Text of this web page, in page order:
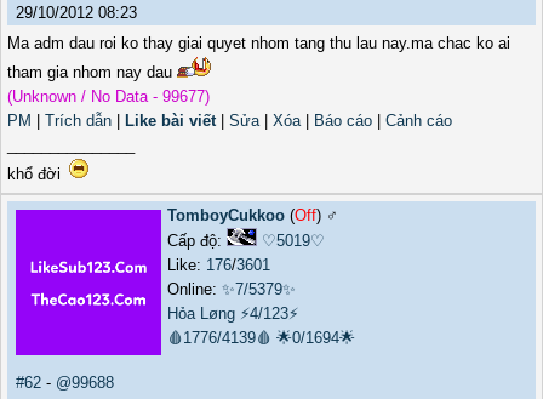
29/10/2012 08:23
Ma adm dau roi ko thay giai quyet nhom tang thu lau nay.ma chac ko ai
tham gia nhom nay dau
(Unknown / No Data - 99677)
PM
Trích dẫn Like bài viết| Sửa| Xóa| Báo cáo
Cảnh cáo
khổ đời
TomboyCukkoo (Off) ♂️
Cấp độ:
♡5019♡
Like: 176/3601
Online: ✨7/5379✨
Hỏa Løng ⚡4/123⚡
🩸1776/4139🩸 🌟0/1694🌟
#62 - @99688